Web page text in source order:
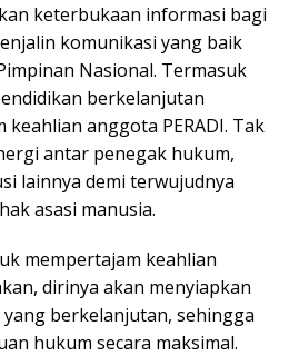
keterbukaan informasi bagi
komunikasi yang baik
Nasional. Termasuk
berkelanjutan
anggota PERADI. Tak
antar penegak hukum,
lainnya demi terwujudnya
asasi manusia.
mempertajam keahlian
dirinya akan menyiapkan
berkelanjutan, sehingga
hukum secara maksimal.